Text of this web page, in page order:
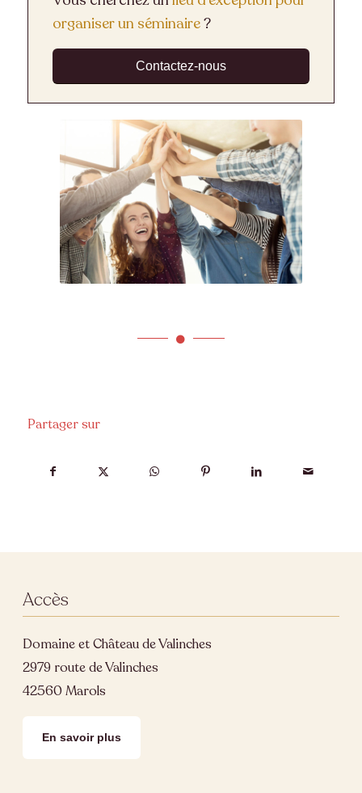
organiser un séminaire?
Contactez-nous
Partager sur
Accès
Domaine et Château de Valinches
2979 route de Valinches
42560 Marols
En savoir plus